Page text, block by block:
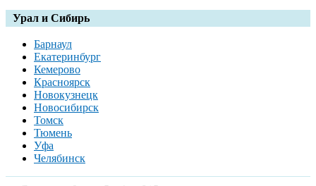
Урал и Сибирь
Барнаул
Екатеринбург
Кемерово
Красноярск
Новокузнецк
Новосибирск
Томск
Тюмень
Уфа
Челябинск